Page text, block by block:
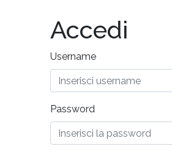
Accedi
Username
Password